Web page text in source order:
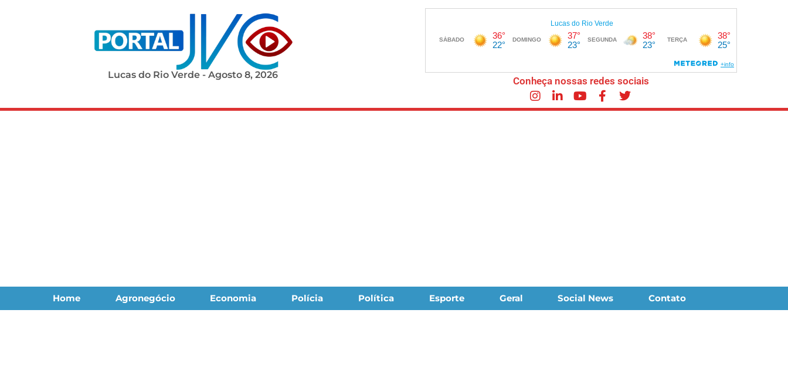
Lucas do Rio Verde - Agosto 8, 2026
Conheça nossas redes sociais
Home Agronegócio Economia Polícia Política Esporte Geral Social News Contato